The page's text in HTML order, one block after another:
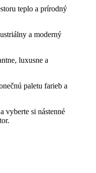
teplo a prírodný
a moderný
luxusne a
paletu farieb a
vyberte si nástenné